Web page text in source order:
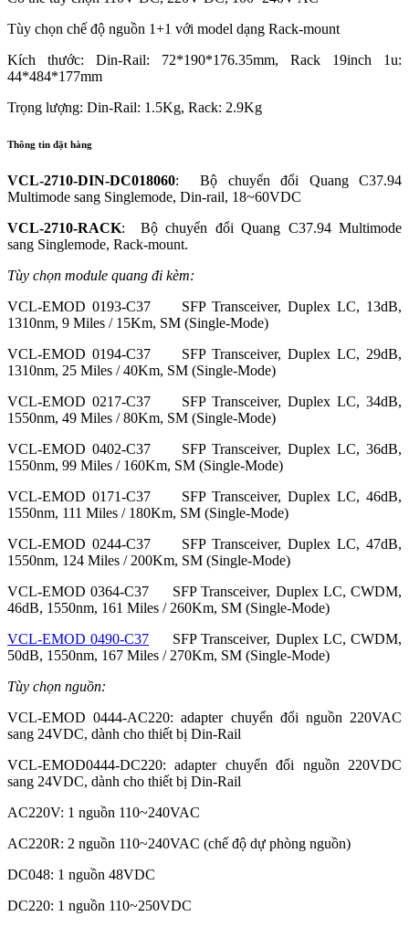
Tùy chọn chế độ nguồn 1+1 với model dạng Rack-mount
Kích thước: Din-Rail: 72*190*176.35mm, Rack 19inch 1u:
44*484*177mm
Trọng lượng: Din-Rail: 1.5Kg, Rack: 2.9Kg
Thông tin đặt hàng
VCL-2710-DIN-DC018060: Bộ chuyển đổi Quang C37.94
Multimode sang Singlemode, Din-rail, 18~60VDC
VCL-2710-RACK: Bộ chuyển đổi Quang C37.94 Multimode
sang Singlemode, Rack-mount.
Tùy chọn module quang đi kèm:
VCL-EMOD 0193-C37 SFP Transceiver, Duplex LC, 13dB,
1310nm, 9 Miles / 15Km, SM (Single-Mode)
VCL-EMOD 0194-C37 SFP Transceiver, Duplex LC, 29dB,
1310nm, 25 Miles / 40Km, SM (Single-Mode)
VCL-EMOD 0217-C37 SFP Transceiver, Duplex LC, 34dB,
1550nm, 49 Miles / 80Km, SM (Single-Mode)
VCL-EMOD 0402-C37 SFP Transceiver, Duplex LC, 36dB,
1550nm, 99 Miles / 160Km, SM (Single-Mode)
VCL-EMOD 0171-C37 SFP Transceiver, Duplex LC, 46dB,
1550nm, 111 Miles / 180Km, SM (Single-Mode)
VCL-EMOD 0244-C37 SFP Transceiver, Duplex LC, 47dB,
1550nm, 124 Miles / 200Km, SM (Single-Mode)
VCL-EMOD 0364-C37 SFP Transceiver, Duplex LC, CWDM,
46dB, 1550nm, 161 Miles / 260Km, SM (Single-Mode)
VCL-EMOD 0490-C37 SFP Transceiver, Duplex LC, CWDM,
50dB, 1550nm, 167 Miles / 270Km, SM (Single-Mode)
Tùy chọn nguồn:
VCL-EMOD 0444-AC220: adapter chuyển đổi nguồn 220VAC
sang 24VDC, dành cho thiết bị Din-Rail
VCL-EMOD0444-DC220: adapter chuyển đổi nguồn 220VDC
sang 24VDC, dành cho thiết bị Din-Rail
AC220V: 1 nguồn 110~240VAC
AC220R: 2 nguồn 110~240VAC (chế độ dự phòng nguồn)
DC048: 1 nguồn 48VDC
DC220: 1 nguồn 110~250VDC